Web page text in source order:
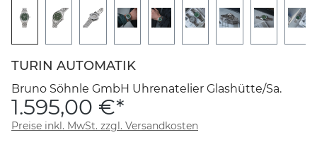
TURIN AUTOMATIK
Bruno Söhnle GmbH Uhrenatelier Glashütte/Sa.
1.595,00 €*
Preise inkl. MwSt. zzgl. Versandkosten